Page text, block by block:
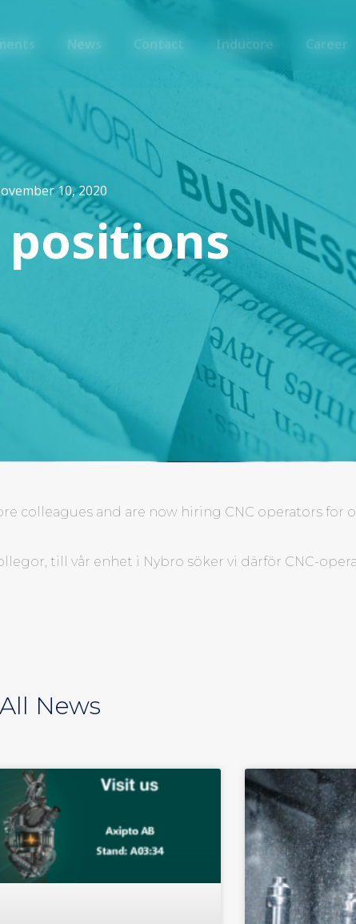
News Contact Inducore Career
10, 2020
positions
colleagues and are now hiring CNC operators for
till vår enhet i Nybro söker vi därför CNC-
All News